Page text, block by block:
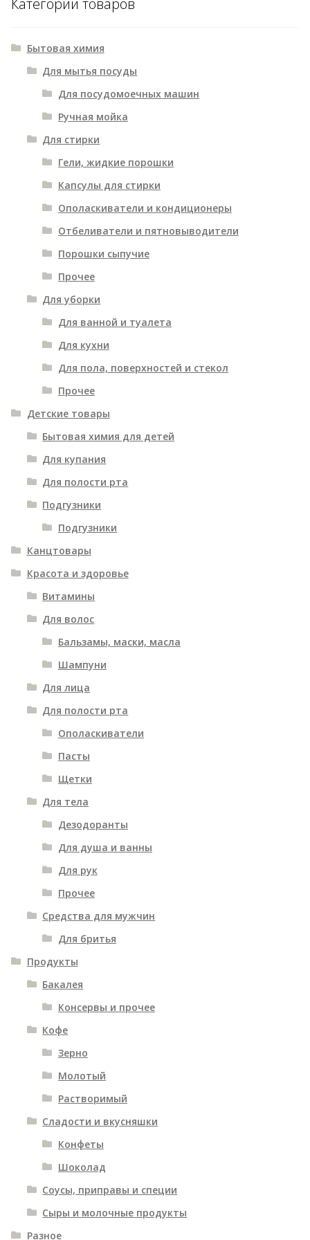
Красота и здоровье
Товары для дома
Бытовая химия
Для мытья посуды
Для посудомоечных машин
Ручная мойка
Для стирки
Гели, жидкие порошки
Капсулы для стирки
Ополаскиватели и кондиционеры
Отбеливатели и пятновыводители
Порошки сыпучие
Прочее
Для уборки
Для ванной и туалета
Для кухни
Для пола, поверхностей и стекол
Прочее
Детские товары
Бытовая химия для детей
Для купания
Для полости рта
Подгузники
Подгузники
Канцтовары
Красота и здоровье
Витамины
Для волос
Бальзамы, маски, масла
Шампуни
Для лица
Для полости рта
Ополаскиватели
Пасты
Щетки
Для тела
Дезодоранты
Для душа и ванны
Для рук
Прочее
Средства для мужчин
Для бритья
Продукты
Бакалея
Консервы и прочее
Кофе
Зерно
Молотый
Растворимый
Сладости и вкусняшки
Конфеты
Шоколад
Соусы, приправы и специи
Сыры и молочные продукты
Разное